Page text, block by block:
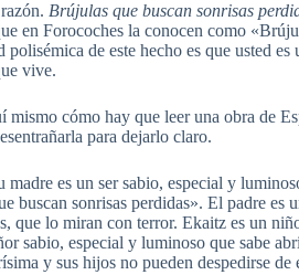
Brújulas que buscan sonrisas
en Forocoches la conocen como
de este hecho es que usted es
vive.
cómo hay que leer una obra de
para dejarlo claro.
es un ser sabio, especial y
buscan sonrisas perdidas». El padre es
que lo miran con terror. Ekaitz es un
sabio, especial y luminoso que sabe
y sus hijos no pueden despedirse de